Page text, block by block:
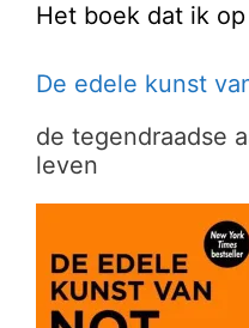
Het boek dat ik
De edele kunst
de tegendraadse
leven